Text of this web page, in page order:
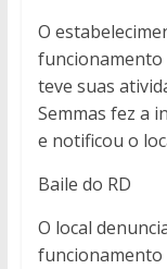
O
funcionamento
teve suas
Semmas fez a
e notificou o
Baile do RD
O local
funcionamento